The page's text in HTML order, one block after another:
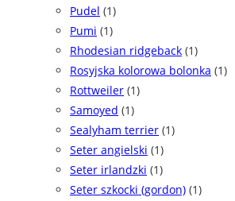
Pudel (1)
Pumi (1)
Rhodesian ridgeback (1)
Rosyjska kolorowa bolonka (1)
Rottweiler (1)
Samoyed (1)
Sealyham terrier (1)
Seter angielski (1)
Seter irlandzki (1)
Seter szkocki (gordon) (1)